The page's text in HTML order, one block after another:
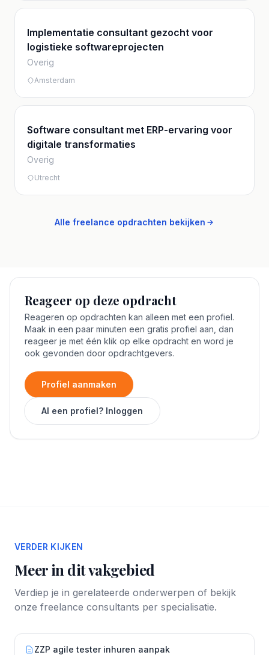
Implementatie consultant gezocht voor
logistieke softwareprojecten
Overig
Amsterdam
Software consultant met ERP-ervaring voor
digitale transformaties
Overig
Utrecht
Alle freelance opdrachten bekijken
Reageer op deze opdracht
Reageren op opdrachten kan alleen met een profiel.
Maak in een paar minuten een gratis profiel aan, dan
reageer je met één klik op elke opdracht en word je
ook gevonden door opdrachtgevers.
Profiel aanmaken
Al een profiel? Inloggen
VERDER KIJKEN
Meer in dit vakgebied
Verdiep je in gerelateerde onderwerpen of bekijk
onze freelance consultants per specialisatie.
ZZP agile tester inhuren aanpak